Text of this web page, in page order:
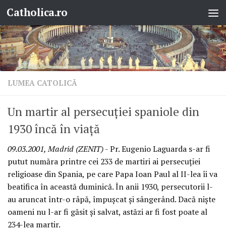
Skip to content
Catholica.ro
LUMEA CATOLICĂ
Un martir al persecuţiei spaniole din
1930 încă în viaţă
09.03.2001, Madrid (ZENIT)- Pr. Eugenio Laguarda s-ar fi
putut număra printre cei 233 de martiri ai persecuţiei
religioase din Spania, pe care Papa Ioan Paul al II-lea îi va
beatifica în această duminică. În anii 1930, persecutorii l-
au aruncat într-o râpă, împuşcat şi sângerând. Dacă nişte
oameni nu l-ar fi găsit şi salvat, astăzi ar fi fost poate al
234-lea martir.